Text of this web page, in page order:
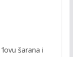
šarana i